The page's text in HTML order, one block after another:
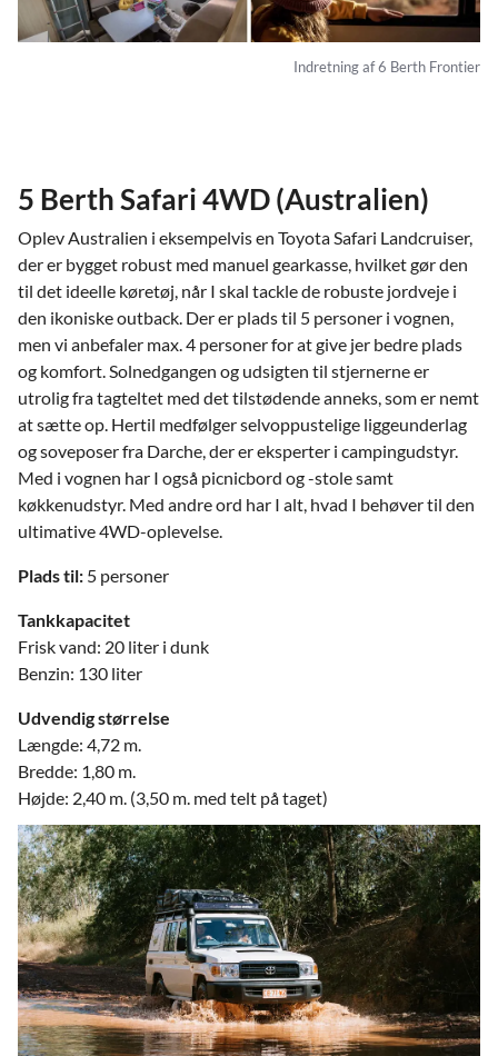
Indretning af 6 Berth Frontier
5 Berth Safari 4WD (Australien)
Oplev Australien i eksempelvis en Toyota Safari Landcruiser,
der er bygget robust med manuel gearkasse, hvilket gør den
til det ideelle køretøj, når I skal tackle de robuste jordveje i
den ikoniske outback. Der er plads til 5 personer i vognen,
men vi anbefaler max. 4 personer for at give jer bedre plads
og komfort. Solnedgangen og udsigten til stjernerne er
utrolig fra tagteltet med det tilstødende anneks, som er nemt
at sætte op. Hertil medfølger selvoppustelige liggeunderlag
og soveposer fra Darche, der er eksperter i campingudstyr.
Med i vognen har I også picnicbord og -stole samt
køkkenudstyr. Med andre ord har I alt, hvad I behøver til den
ultimative 4WD-oplevelse.
Plads til: 5 personer
Tankkapacitet
Frisk vand: 20 liter i dunk
Benzin: 130 liter
Udvendig størrelse
Længde: 4,72 m.
Bredde: 1,80 m.
Højde: 2,40 m. (3,50 m. med telt på taget)